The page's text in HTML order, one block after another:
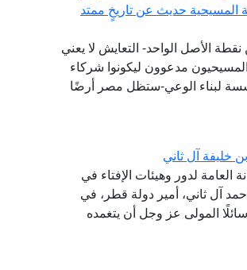
المسيحية حديث عن تاريخٍ ممتد
الأصل الواحد- التعايش لا يعني
مدعوون ليكونوا شركاء
لبناء الوعي-ستظل مصر أرضًا
خليفة آل ثاني
العامة لدور وهيئات الإفتاء في
آل ثاني، أمير دولة قطر، في
سائلًا المولى عز وجل أن يتغمده